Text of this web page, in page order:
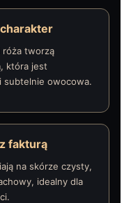
róża tworzą
która jest
subtelnie owocowa.
fakturą
na skórze czysty,
idealny dla